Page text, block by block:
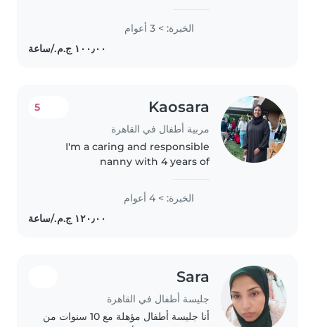
بأطفالكم بكل حب و اهتمام! و يمكنكم
التواصل معي لأي استفسار حول..
الخبرة: > 3 أعوام
Kaosara
مربية أطفال في القاهرة
5
I'm a caring and responsible
nanny with 4 years of
preschoolers, gradeschoolers,
and teenagers. I hold a diploma
and am certified in first aid. I
الخبرة: > 4 أعوام
Sara
جليسة أطفال في القاهرة
أنا جليسة أطفال مؤهلة مع 10 سنوات من